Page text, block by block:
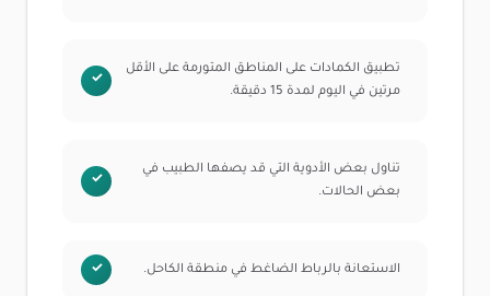
تطبيق الكمادات على المناطق المتورمة على الأقل
مرتين في اليوم لمدة 15 دقيقة.
تناول بعض الأدوية التي قد يصفها الطبيب في
بعض الحالات.
الاستعانة بالرباط الضاغط في منطقة الكاحل.